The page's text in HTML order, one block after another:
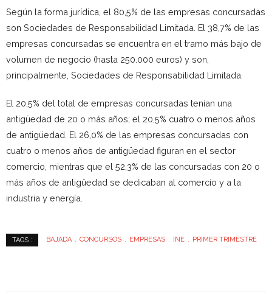
Según la forma jurídica, el 80,5% de las empresas concursadas
son Sociedades de Responsabilidad Limitada. El 38,7% de las
empresas concursadas se encuentra en el tramo más bajo de
volumen de negocio (hasta 250.000 euros) y son,
principalmente, Sociedades de Responsabilidad Limitada.
El 20,5% del total de empresas concursadas tenían una
antigüedad de 20 o más años; el 20,5% cuatro o menos años
de antigüedad. El 26,0% de las empresas concursadas con
cuatro o menos años de antigüedad figuran en el sector
comercio, mientras que el 52,3% de las concursadas con 20 o
más años de antigüedad se dedicaban al comercio y a la
industria y energía.
TAGS : BAJADA CONCURSOS EMPRESAS INE PRIMER TRIMESTRE